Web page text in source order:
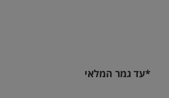
*עד גמר המלאי